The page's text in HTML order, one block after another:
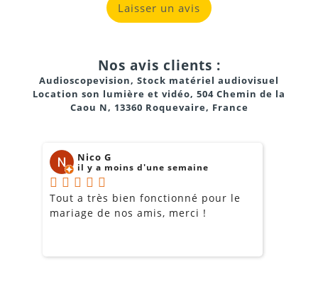
Laisser un avis
Nos avis clients :
Audioscopevision, Stock matériel audiovisuel
Location son lumière et vidéo, 504 Chemin de la
Caou N, 13360 Roquevaire, France
Nico G
il y a moins d'une semaine
Tout a très bien fonctionné pour le
mariage de nos amis, merci !